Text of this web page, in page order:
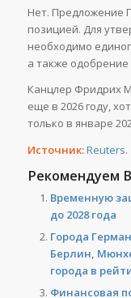
Нет. Предложение
позицией. Для
необходимо
а также
Канцлер Фридрих
еще в 2026 году,
только в январе
Источник:Reuters.
Рекомендуем
Временную
до 2028 года
Города
Берлин,
города в
Финансовая